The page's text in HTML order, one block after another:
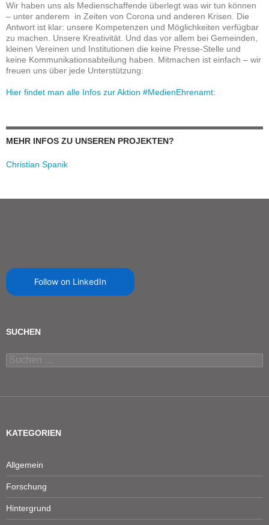
Wir haben uns als Medienschaffende überlegt was wir tun können
– unter anderem in Zeiten von Corona und anderen Krisen. Die
Antwort ist klar: unsere Kompetenzen und Möglichkeiten verfügbar
zu machen. Unsere Kreativität. Und das vor allem bei Gemeinden,
kleinen Vereinen und Institutionen die keine Presse-Stelle und
keine Kommunikationsabteilung haben. Mitmachen ist einfach – wir
freuen uns über jede Unterstützung:
Hier findet man alle Infos zur Aktion #MedienEhrenamt:
MEHR INFOS ZU UNSEREN PROJEKTEN?
Christian Spanik
Follow on LinkedIn
SUCHEN
Suchen
nach:
KATEGORIEN
Allgemein
Forschung
Hintergrund